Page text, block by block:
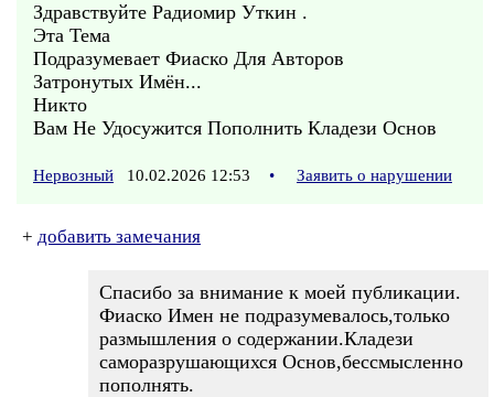
Здравствуйте Радиомир Уткин .
Эта Тема
Подразумевает Фиаско Для Авторов
Затронутых Имён...
Никто
Вам Не Удосужится Пополнить Кладези Основ
Нервозный 10.02.2026 12:53 • Заявить о нарушении
+ добавить замечания
Спасибо за внимание к моей публикации.
Фиаско Имен не подразумевалось,только
размышления о содержании.Кладези
саморазрушающихся Основ,бессмысленно
пополнять.